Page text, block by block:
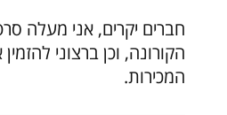
חברים יקרים, אני מעלה
הקורונה, וכן ברצוני
המכירות.